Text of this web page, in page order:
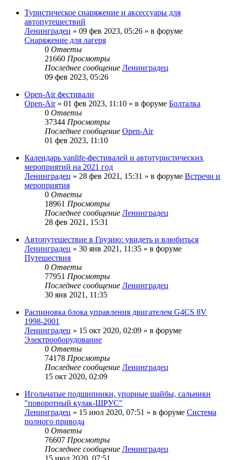
Туристическое снаряжение и аксессуары для
автопутешествий
Ленинградец » 09 фев 2023, 05:26 » в форуме
Снаряжение для лагеря
0 Ответы
21660 Просмотры
Последнее сообщение Ленинградец
09 фев 2023, 05:26
Open-Air фестивали
Open-Air» 01 фев 2023, 11:10 » в форуме Болталка
0 Ответы
37344 Просмотры
Последнее сообщение Open-Air
01 фев 2023, 11:10
Календарь vanlife-фестивалей и автотуристических
мероприятий на 2021 год
Ленинградец » 28 фев 2021, 15:31 » в форуме Встречи и
мероприятия
0 Ответы
18961 Просмотры
Последнее сообщение Ленинградец
28 фев 2021, 15:31
Автопутешествие в Грузию: увидеть и влюбиться
Ленинградец » 30 янв 2021, 11:35 » в форуме
Путешествия
0 Ответы
77951 Просмотры
Последнее сообщение Ленинградец
30 янв 2021, 11:35
Распиновка блока управления двигателем G4CS 8V
1998-2001
Ленинградец » 15 окт 2020, 02:09 » в форуме
Электрооборудование
0 Ответы
74178 Просмотры
Последнее сообщение Ленинградец
15 окт 2020, 02:09
Игольчатые подшипники, упорные шайбы, сальники
"поворотный кулак-ШРУС"
Ленинградец » 15 июл 2020, 07:51 » в форуме Система
полного привода
0 Ответы
76607 Просмотры
Последнее сообщение Ленинградец
15 июл 2020, 07:51